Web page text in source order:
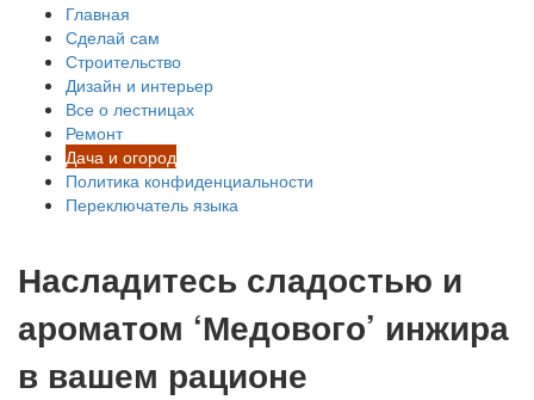
Главная
Сделай сам
Строительство
Дизайн и интерьер
Все о лестницах
Ремонт
Дача и огород
Политика конфиденциальности
Переключатель языка
Насладитесь сладостью и
ароматом ‘Медового’ инжира
в вашем рационе